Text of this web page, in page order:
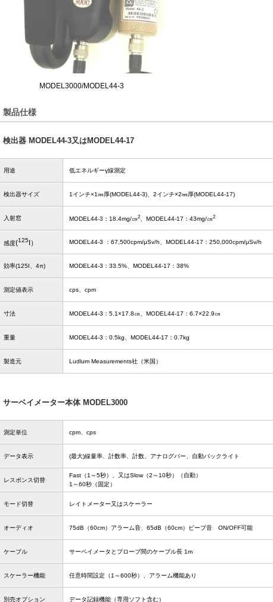
MODEL3000/MODEL44-3
製品仕様
検出器 MODEL44-3又はMODEL44-17
用途 低エネルギーγ線測定
検出器サイズ 1インチ×1㎜厚(MODEL44-3)、2インチ×2㎜厚(MODEL44-17)
入射窓 MODEL44-3：18.4mg/㎝2、MODEL44-17：43mg/㎝2
感度(125 I） MODEL44-3 ：67,500cpm/μSv/h、MODEL44-17：250,000cpm/μSv/h
効率(125I、4π) MODEL44-3：33.5%、MODEL44-17：38%
測定値表示 cps、cpm
寸法 MODEL44-3：5.1×17.8㎝、MODEL44-17：6.7×22.9㎝
重量 MODEL44-3：0.5kg、MODEL44-17：0.7kg
製造元 Ludlum Measurements社（米国）
サーベイメーター本体 MODEL3000
測定単位 cpm、cps
データ表示 (最大)線量率、計数率、計数、アナログバー、自動バックライト
レスポンス切替
Fast（1～5秒）、又はSlow（2～10秒）（自動）
1～60秒（固定）
モード切替 レイトメーター又はスケーラー
オーディオ 75dB（60cm）アラーム音、65dB（60cm）ビープ音 ON/OFF可能
ケーブル サーベイメータとプローブ間のケーブル長 1m
スケーラー機能 任意時間設定（1～600秒）、アラーム機能あり
別売オプション データ記録機能（専用ソフト含む）